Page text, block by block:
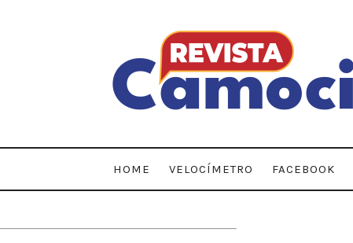
HOME VELOCÍMETRO FACEBOOK